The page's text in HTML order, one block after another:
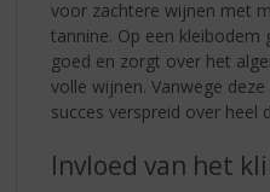
voor zachtere wijnen met
tannine. Op een
goed en zorgt over het
volle wijnen. Vanwege
succes verspreid over heel
Invloed van het